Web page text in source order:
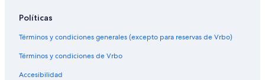
Políticas
Términos y condiciones generales (excepto para reservas de Vrbo)
Términos y condiciones de Vrbo
Accesibilidad